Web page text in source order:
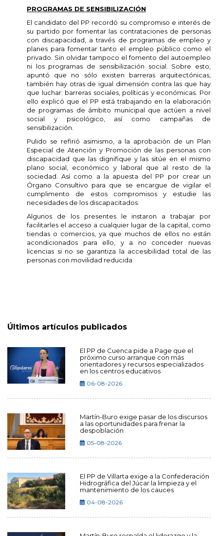
PROGRAMAS DE SENSIBILIZACIÓN
El candidato del PP recordó su compromiso e interés de
su partido por fomentar las contrataciones de personas
con discapacidad, a través de programas de empleo y
planes para fomentar tanto el empleo público como el
privado. Sin olvidar tampoco el fomento del autoempleo
ni los programas de sensibilización social. Sobre esto,
apuntó que no sólo existen barreras arquitectónicas,
también hay otras de igual dimensión contra las que hay
que luchar: barreras sociales, políticas y económicas. Por
ello explicó que el PP está trabajando en la elaboración
de programas de ámbito municipal que actúen a nivel
social y psicológico, así como campañas de
sensibilización.
Pulido se refirió asimismo, a la aprobación de un Plan
Especial de Atención y Promoción de las personas con
discapacidad que las dignifique y las sitúe en el mismo
plano social, económico y laboral que al resto de la
sociedad. Así como a la apuesta del PP por crear un
Órgano Consultivo para que se encargue de vigilar el
cumplimento de estos compromisos y estudie las
necesidades de los discapacitados.
Algunos de los presentes le instaron a trabajar por
facilitarles el acceso a cualquier lugar de la capital, como
tiendas o comercios, ya que muchos de ellos no están
acondicionados para ello, y a no conceder nuevas
licencias si no se garantiza la accesibilidad total de las
personas con movilidad reducida.
Últimos artículos publicados
El PP de Cuenca pide a Page que el
próximo curso arranque con más
orientadores y recursos especializados
en los centros educativos
06-08-2026
Martín-Buro exige pasar de los discursos
a las oportunidades para frenar la
despoblación
05-08-2026
El PP de Villarta exige a la Confederación
Hidrográfica del Júcar la limpieza y el
mantenimiento de los cauces
04-08-2026